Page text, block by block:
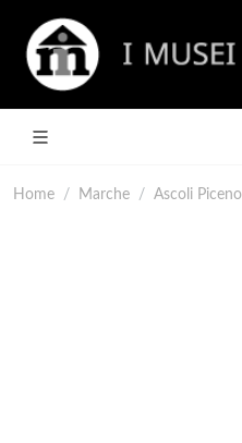
Home Marche Ascoli Piceno